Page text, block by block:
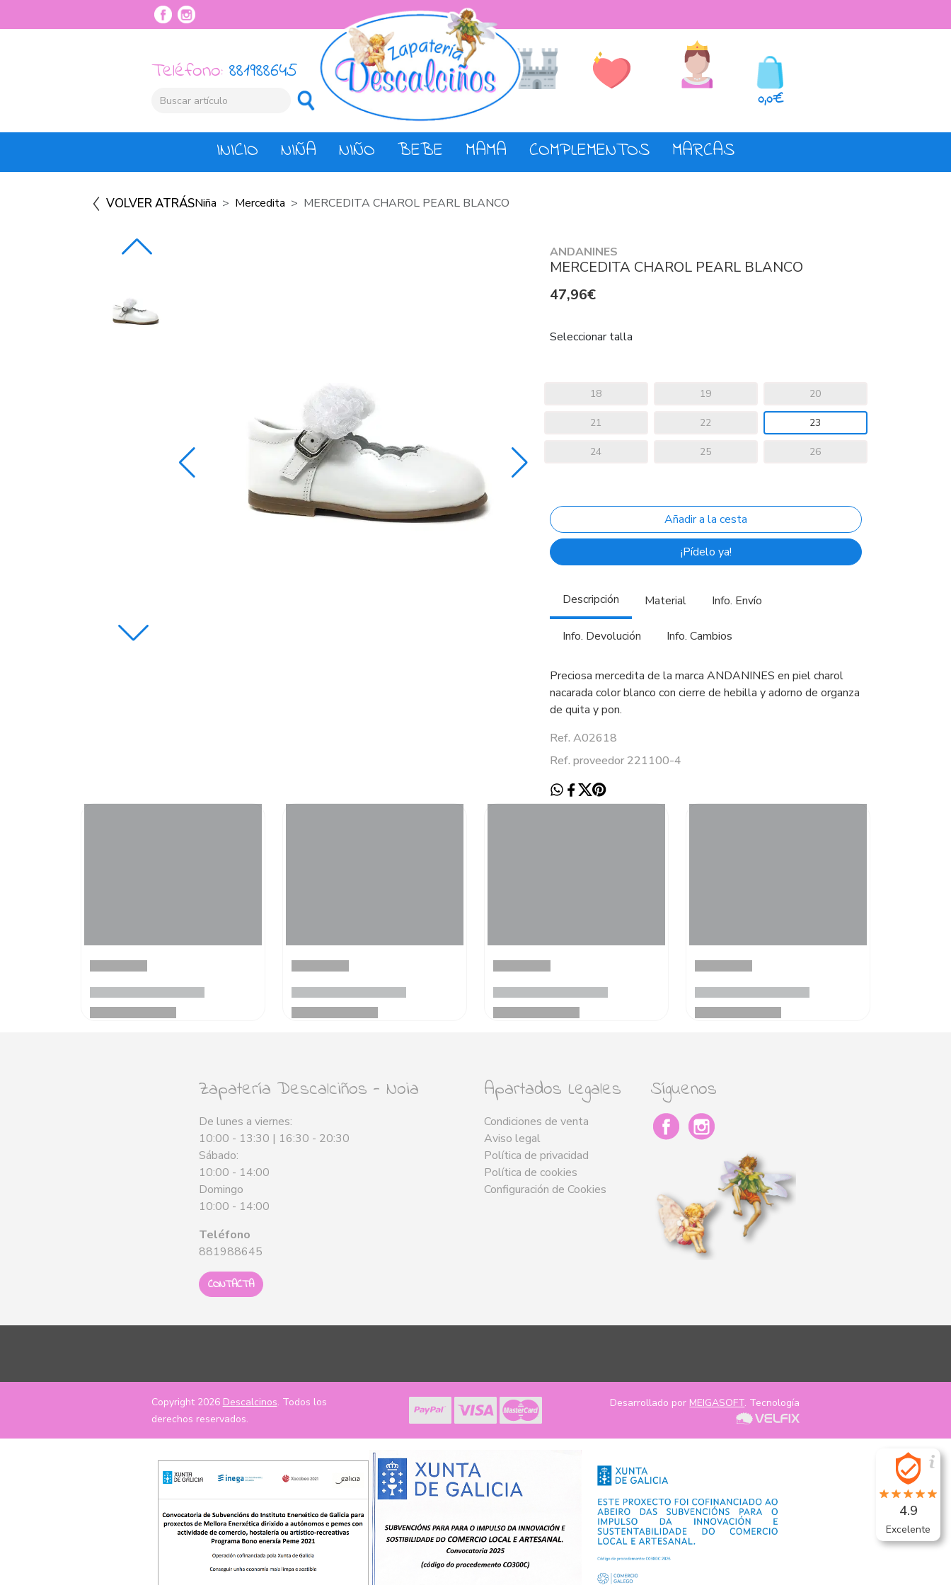
Teléfono: 881988645
0,0€
INICIO NIÑA NIÑO BEBE MAMA COMPLEMENTOS MARCAS
VOLVER ATRÁSNiña Mercedita MERCEDITA CHAROL PEARL BLANCO
ANDANINES
MERCEDITA CHAROL PEARL BLANCO
47,96€
Seleccionar talla
18 19 20
21 22 23
24 25 26
¡Pídelo ya!
Descripción Material Info. Envío
Info. Devolución Info. Cambios
Preciosa mercedita de la marca ANDANINES en piel charol
nacarada color blanco con cierre de hebilla y adorno de organza
de quita y pon.
Ref. A02618
Ref. proveedor 221100-4
Zapatería Descalciños - Noia
De lunes a viernes:
10:00 - 13:30 | 16:30 - 20:30
Sábado:
10:00 - 14:00
Domingo
10:00 - 14:00
Teléfono
881988645
CONTACTA
Apartados Legales
Condiciones de venta
Aviso legal
Política de privacidad
Política de cookies
Configuración de Cookies
Síguenos
Copyright 2026 Descalcinos. Todos los
derechos reservados.
Desarrollado por MEIGASOFT. Tecnología
4.9
Excelente